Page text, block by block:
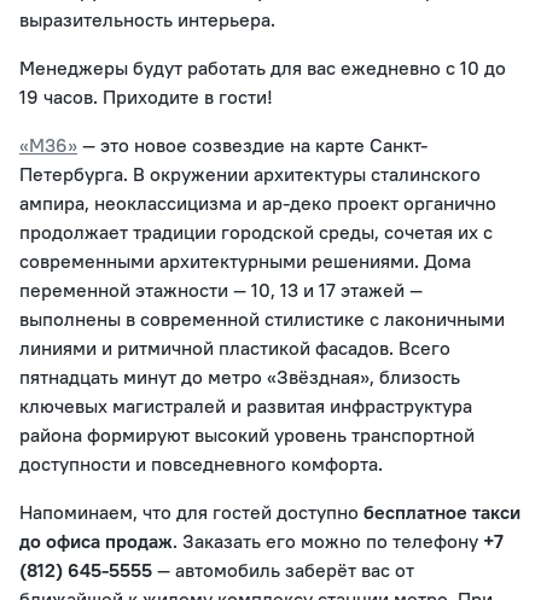
выразительность интерьера.
Менеджеры будут работать для вас ежедневно с 10 до
19 часов. Приходите в гости!
«М36» — это новое созвездие на карте Санкт-
Петербурга. В окружении архитектуры сталинского
ампира, неоклассицизма и ар-деко проект органично
продолжает традиции городской среды, сочетая их с
современными архитектурными решениями. Дома
переменной этажности — 10, 13 и 17 этажей —
выполнены в современной стилистике с лаконичными
линиями и ритмичной пластикой фасадов. Всего
пятнадцать минут до метро «Звёздная», близость
ключевых магистралей и развитая инфраструктура
района формируют высокий уровень транспортной
доступности и повседневного комфорта.
Напоминаем, что для гостей доступно бесплатное такси
до офиса продаж. Заказать его можно по телефону +7
(812) 645-5555 — автомобиль заберёт вас от